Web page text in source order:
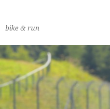
bike & run